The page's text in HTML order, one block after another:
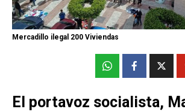
Mercadillo ilegal 200 Viviendas
El portavoz socialista,